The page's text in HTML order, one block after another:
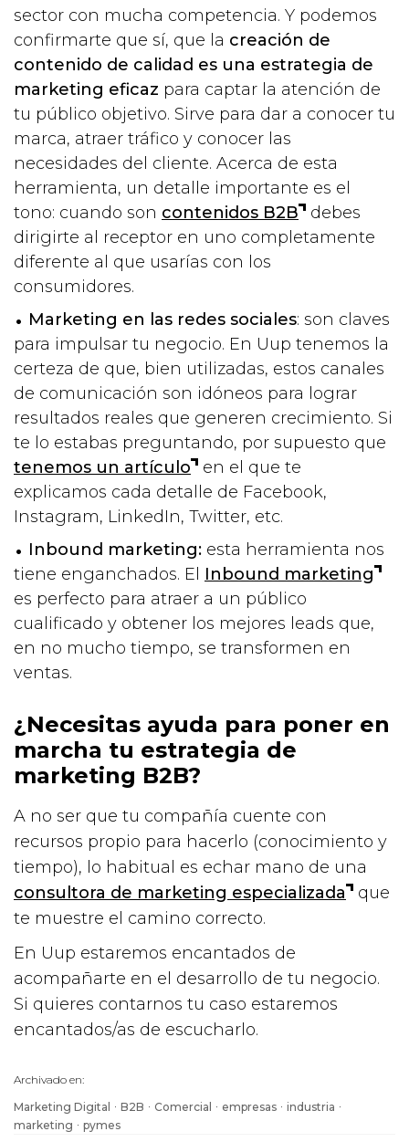
sector con mucha competencia. Y podemos
confirmarte que sí, que la creación de
contenido de calidad es una estrategia de
marketing eficaz para captar la atención de
tu público objetivo. Sirve para dar a conocer tu
marca, atraer tráfico y conocer las
necesidades del cliente. Acerca de esta
herramienta, un detalle importante es el
tono: cuando son contenidos B2B
debes
dirigirte al receptor en uno completamente
diferente al que usarías con los
consumidores.
Marketing en las redes sociales: son claves
para impulsar tu negocio. En Uup tenemos la
certeza de que, bien utilizadas, estos canales
de comunicación son idóneos para lograr
resultados reales que generen crecimiento. Si
te lo estabas preguntando, por supuesto que
tenemos un artículo
en el que te
explicamos cada detalle de Facebook,
Instagram, LinkedIn, Twitter, etc.
Inbound marketing: esta herramienta nos
tiene enganchados. El Inbound marketing
es perfecto para atraer a un público
cualificado y obtener los mejores leads que,
en no mucho tiempo, se transformen en
ventas.
¿Necesitas ayuda para poner en
marcha tu estrategia de
marketing B2B?
A no ser que tu compañía cuente con
recursos propio para hacerlo (conocimiento y
tiempo), lo habitual es echar mano de una
consultora de marketing especializada
que
te muestre el camino correcto.
En Uup estaremos encantados de
acompañarte en el desarrollo de tu negocio.
Si quieres contarnos tu caso estaremos
encantados/as de escucharlo.
Archivado en:
Marketing Digital · B2B · Comercial · empresas · industria ·
marketing · pymes